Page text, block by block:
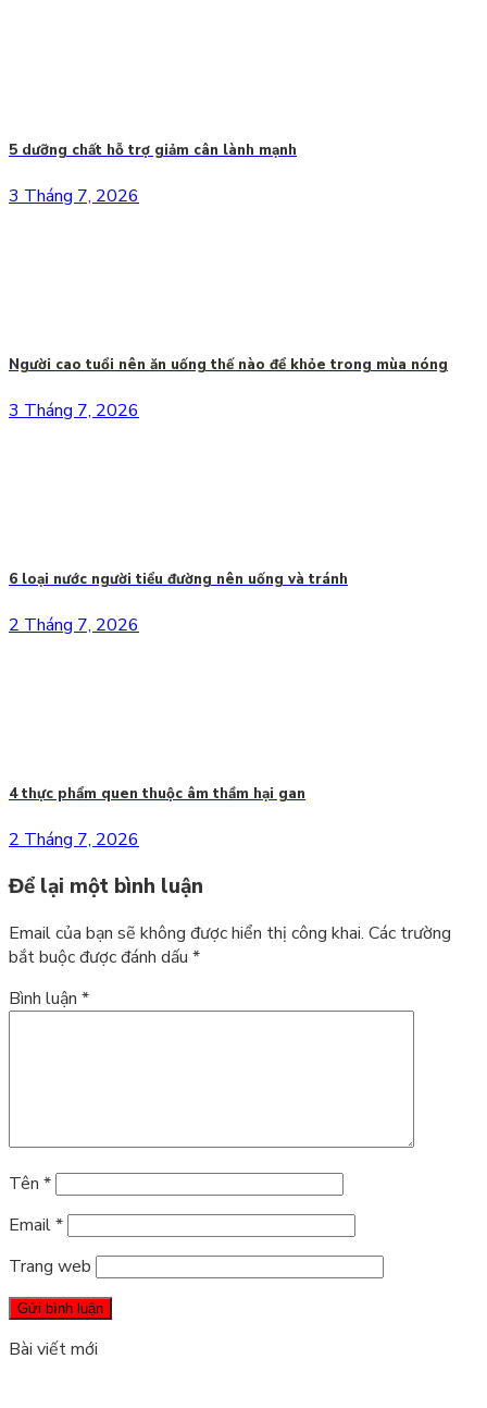
5 dưỡng chất hỗ trợ giảm cân lành mạnh
3 Tháng 7, 2026
Người cao tuổi nên ăn uống thế nào để khỏe trong mùa nóng
3 Tháng 7, 2026
6 loại nước người tiểu đường nên uống và tránh
2 Tháng 7, 2026
4 thực phẩm quen thuộc âm thầm hại gan
2 Tháng 7, 2026
Để lại một bình luận
Email của bạn sẽ không được hiển thị công khai. Các trường
bắt buộc được đánh dấu *
Bình luận *
Tên *
Email*
Trang web
Bài viết mới